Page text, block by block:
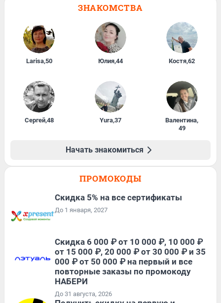
ЗНАКОМСТВА
Larisa,50 Юлия,44 Костя,62
Сергей,48 Yura,37 Валентина,
49
Начать знакомиться
ПРОМОКОДЫ
Скидка 5% на все сертификаты
До 1 января, 2027
Скидка 6 000 ₽ от 10 000 ₽, 10 000 ₽
от 15 000 ₽, 20 000 ₽ от 30 000 ₽ и 35
000 ₽ от 50 000 ₽ на первый и все
повторные заказы по промокоду
НАБЕРИ
До 31 августа, 2026